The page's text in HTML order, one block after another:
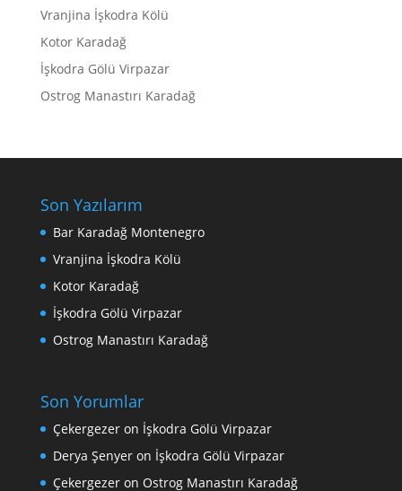
Vranjina İşkodra Kölü
Kotor Karadağ
İşkodra Gölü Virpazar
Ostrog Manastırı Karadağ
Son Yazılarım
Bar Karadağ Montenegro
Vranjina İşkodra Kölü
Kotor Karadağ
İşkodra Gölü Virpazar
Ostrog Manastırı Karadağ
Son Yorumlar
Çekergezeron İşkodra Gölü Virpazar
Derya Şenyeron İşkodra Gölü Virpazar
Çekergezeron Ostrog Manastırı Karadağ